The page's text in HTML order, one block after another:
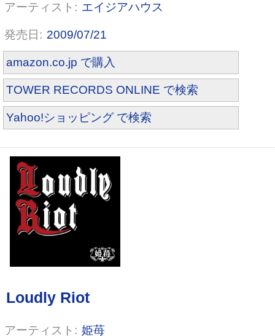
エイジアハウス
2009/07/21
amazon.co.jp で購入
TOWER RECORDS ONLINE で検索
Yahoo!ショッピング で検索
姫苺